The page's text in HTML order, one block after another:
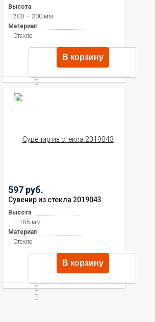
Высота
200 — 300 мм
Материал
Стекло
В корзину
597 руб.
Сувенир из стекла 2019043
Высота
— 185 мм
Материал
Стекло
В корзину